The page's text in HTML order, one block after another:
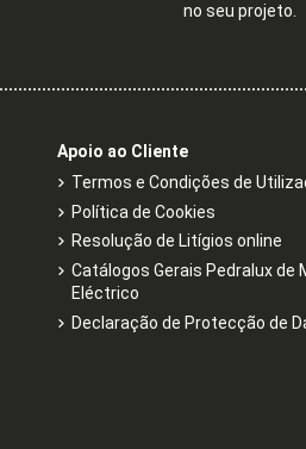
no seu projeto.
Apoio ao Cliente
Termos e Condições de
Política de Cookies
Resolução de Litígios online
Catálogos Gerais Pedralux de
Eléctrico
Declaração de Protecção de